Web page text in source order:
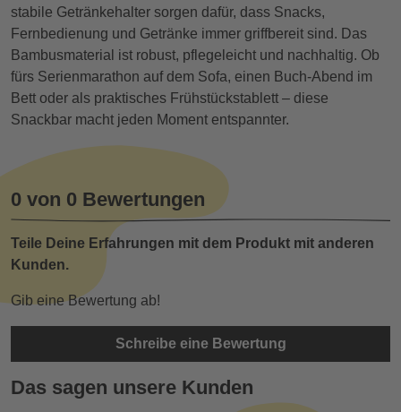
stabile Getränkehalter sorgen dafür, dass Snacks,
Fernbedienung und Getränke immer griffbereit sind. Das
Bambusmaterial ist robust, pflegeleicht und nachhaltig. Ob
fürs Serienmarathon auf dem Sofa, einen Buch‑Abend im
Bett oder als praktisches Frühstückstablett – diese
Snackbar macht jeden Moment entspannter.
0 von 0 Bewertungen
Teile Deine Erfahrungen mit dem Produkt mit anderen
Kunden.
Gib eine Bewertung ab!
Schreibe eine Bewertung
Das sagen unsere Kunden